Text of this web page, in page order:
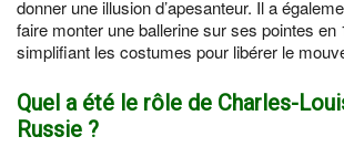
donner une illusion d’apesanteur. Il a
faire monter une ballerine sur ses pointes en
simplifiant les costumes pour libérer le
Quel a été le rôle de Charles-
Russie ?